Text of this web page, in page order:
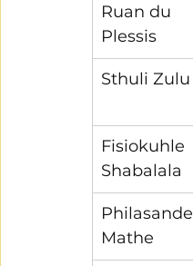
Ruan du
Plessis
Sthuli Zulu
Fisiokuhle
Shabalala
Philasande
Mathe